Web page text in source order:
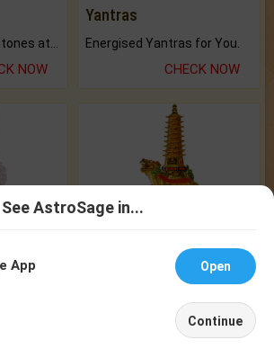
NOW
Yantras
Energised Yantras for You.
CHECK NOW
Bring Good Luck to your Place with Feng Shui.
CHECK NOW
Astrologer
See AstroSage in...
App Open
Continue
Account